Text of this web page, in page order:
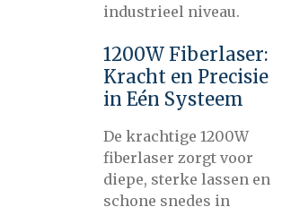
industrieel niveau.
1200W Fiberlaser:
Kracht en Precisie
in Eén Systeem
De krachtige 1200W
fiberlaser zorgt voor
diepe, sterke lassen en
schone snedes in